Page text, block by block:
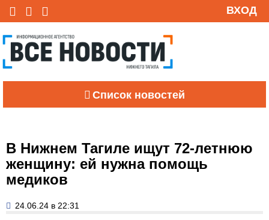
ВХОД
Список новостей
В Нижнем Тагиле ищут 72-летнюю
женщину: ей нужна помощь
медиков
24.06.24 в 22:31